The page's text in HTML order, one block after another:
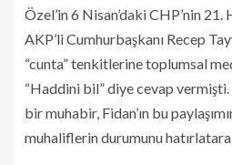
Özel’in 6 Nisan’daki CHP’nin
AKP’li Cumhurbaşkanı Recep
“cunta” tenkitlerine toplumsal
“Haddini bil” diye cevap
bir muhabir, Fidan’ın bu
muhaliflerin durumunu